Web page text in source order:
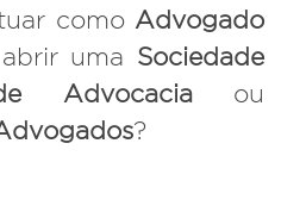
como Advogado
uma Sociedade
Advocacia ou
?